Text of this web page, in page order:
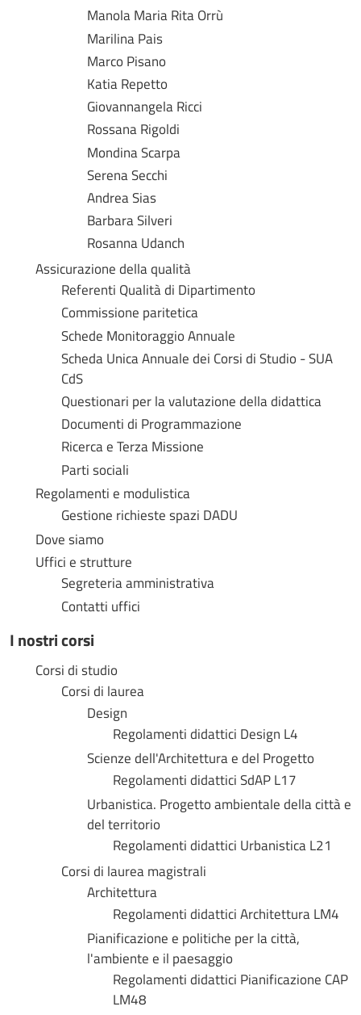
Manola Maria Rita Orrù
Marilina Pais
Marco Pisano
Katia Repetto
Giovannangela Ricci
Rossana Rigoldi
Mondina Scarpa
Serena Secchi
Andrea Sias
Barbara Silveri
Rosanna Udanch
Assicurazione della qualità
Referenti Qualità di Dipartimento
Commissione paritetica
Schede Monitoraggio Annuale
Scheda Unica Annuale dei Corsi di Studio - SUA
CdS
Questionari per la valutazione della didattica
Documenti di Programmazione
Ricerca e Terza Missione
Parti sociali
Regolamenti e modulistica
Gestione richieste spazi DADU
Dove siamo
Uffici e strutture
Segreteria amministrativa
Contatti uffici
I nostri corsi
Corsi di studio
Corsi di laurea
Design
Regolamenti didattici Design L4
Scienze dell'Architettura e del Progetto
Regolamenti didattici SdAP L17
Urbanistica. Progetto ambientale della città e
del territorio
Regolamenti didattici Urbanistica L21
Corsi di laurea magistrali
Architettura
Regolamenti didattici Architettura LM4
Pianificazione e politiche per la città,
l'ambiente e il paesaggio
Regolamenti didattici Pianificazione CAP
LM48